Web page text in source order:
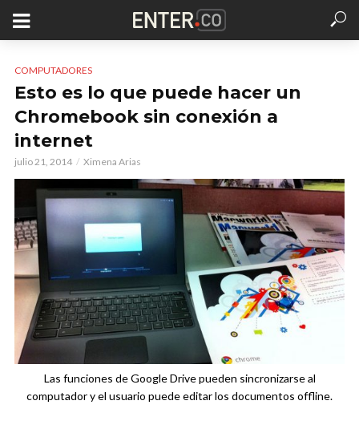
COMPUTADORES
Esto es lo que puede hacer un
Chromebook sin conexión a
internet
julio 21, 2014 Ximena Arias
Las funciones de Google Drive pueden sincronizarse al
computador y el usuario puede editar los documentos offline.